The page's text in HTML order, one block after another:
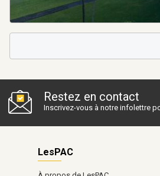
Restez en contact
Inscrivez-vous à notre infolettre
LesPAC